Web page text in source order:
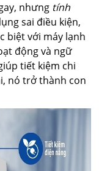
nhưng tính
sai điều kiện,
biệt với máy lạnh
động và ngữ
tiết kiệm chi
nó trở thành con